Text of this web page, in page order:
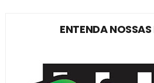
ENTENDA